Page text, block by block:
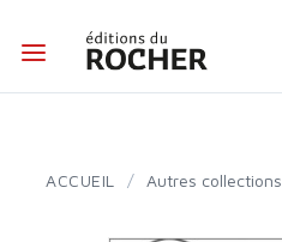
ACCUEIL / Autres collections